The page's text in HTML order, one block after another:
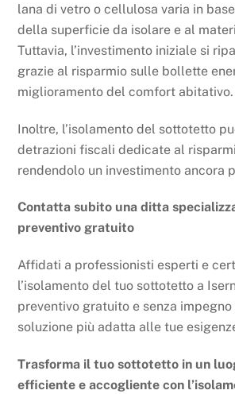
lana di vetro o cellulosa varia in
della superficie da isolare e al
Tuttavia, l’investimento iniziale si
grazie al risparmio sulle bollette
miglioramento del comfort abitativo.
Inoltre, l’isolamento del sottotetto
detrazioni fiscali dedicate al
rendendolo un investimento ancora
Contatta subito una ditta
preventivo gratuito
Affidati a professionisti esperti e
l’isolamento del tuo sottotetto a
preventivo gratuito e senza
soluzione più adatta alle tue
Trasforma il tuo sottotetto in un
efficiente e accogliente con